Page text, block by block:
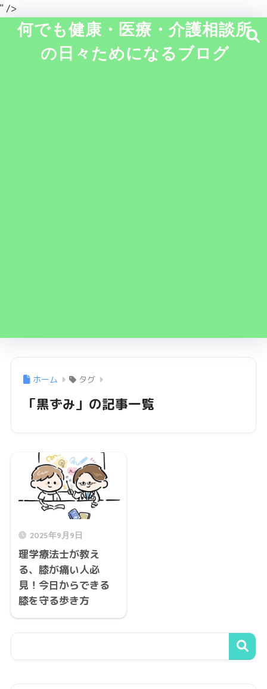
" />
何でも健康・医療・介護相談所
の日々ためになるブログ
ホーム タグ
「黒ずみ」の記事一覧
2025年9月9日
理学療法士が教え
る、膝が痛い人必
見！今日からできる
膝を守る歩き方